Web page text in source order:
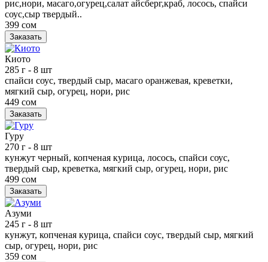
рис,нори, масаго,огурец,салат айсберг,краб, лосось, спайси
соус,сыр твердый..
399 сом
Заказать
Киото
285 г - 8 шт
спайси соус, твердый сыр, масаго оранжевая, креветки,
мягкий сыр, огурец, нори, рис
449 сом
Заказать
Гуру
270 г - 8 шт
кунжут черный, копченая курица, лосось, спайси соус,
твердый сыр, креветка, мягкий сыр, огурец, нори, рис
499 сом
Заказать
Азуми
245 г - 8 шт
кунжут, копченая курица, спайси соус, твердый сыр, мягкий
сыр, огурец, нори, рис
359 сом